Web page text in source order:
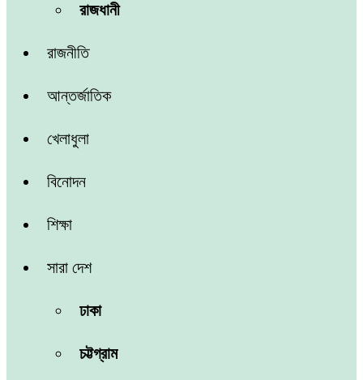
রাজধানী
রাজনীতি
আন্তর্জাতিক
খেলাধুলা
বিনোদন
শিক্ষা
সারা দেশ
ঢাকা
চট্টগ্রাম